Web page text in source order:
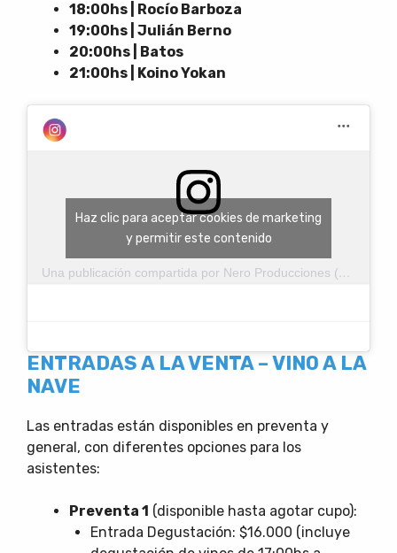
18:00hs | Rocío Barboza
19:00hs | Julián Berno
20:00hs | Batos
21:00hs | Koino Yokan
Haz clic para aceptar cookies de marketing
y permitir este contenido
ENTRADAS A LA VENTA – VINO A LA
NAVE
Las entradas están disponibles en preventa y
general, con diferentes opciones para los
asistentes:
Preventa 1 (disponible hasta agotar cupo):
Entrada Degustación: $16.000 (incluye